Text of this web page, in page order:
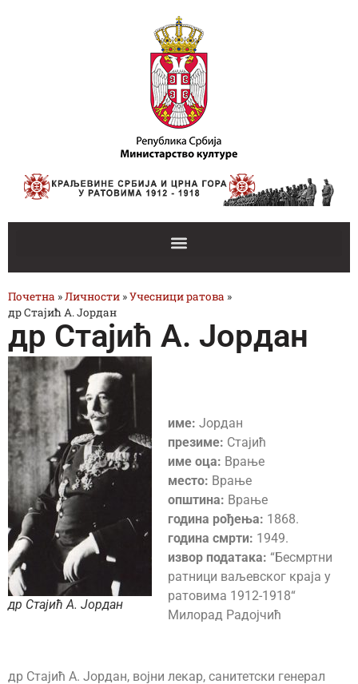
Почетна »Личности »Учесници ратова »
др Стајић А. Јордан
др Стајић А. Јордан
др Стајић А. Јордан
име: Јордан
презиме: Стајић
име оца: Врање
место: Врање
општина: Врање
година рођења: 1868.
година смрти: 1949.
извор података: “Бесмртни
ратници ваљевског краја у
ратовима 1912-1918“
Милорад Радојчић
др Стајић А. Јордан, војни лекар, санитетски генерал